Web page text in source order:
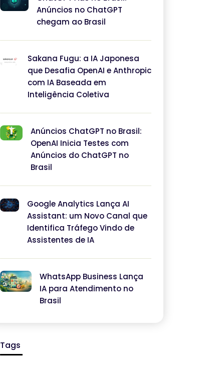
Anúncios no ChatGPT
chegam ao Brasil
Sakana Fugu: a IA Japonesa
que Desafia OpenAI e Anthropic
com IA Baseada em
Inteligência Coletiva
Anúncios ChatGPT no Brasil:
OpenAI Inicia Testes com
Anúncios do ChatGPT no
Brasil
Google Analytics Lança AI
Assistant: um Novo Canal que
Identifica Tráfego Vindo de
Assistentes de IA
WhatsApp Business Lança
IA para Atendimento no
Brasil
Tags